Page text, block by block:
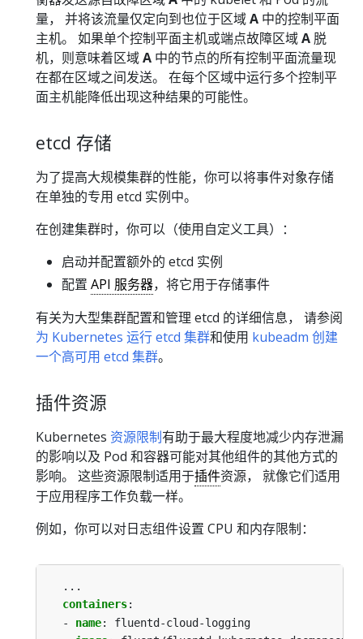
量， 并将该流量仅定向到也位于区域A 中的控制平面
主机。 如果单个控制平面主机或端点故障区域A 脱
机，则意味着区域A 中的节点的所有控制平面流量现
在都在区域之间发送。 在每个区域中运行多个控制平
面主机能降低出现这种结果的可能性。
etcd 存储
为了提高大规模集群的性能，你可以将事件对象存储
在单独的专用 etcd 实例中。
在创建集群时，你可以（使用自定义工具）：
启动并配置额外的 etcd 实例
配置 API 服务器，将它用于存储事件
有关为大型集群配置和管理 etcd 的详细信息， 请参阅
为 Kubernetes 运行 etcd 集群和使用 kubeadm 创建
一个高可用 etcd 集群。
插件资源
Kubernetes 资源限制有助于最大程度地减少内存泄漏
的影响以及 Pod 和容器可能对其他组件的其他方式的
影响。 这些资源限制适用于插件资源， 就像它们适用
于应用程序工作负载一样。
例如，你可以对日志组件设置 CPU 和内存限制：
...
containers:
- name:
fluentd-cloud-logging